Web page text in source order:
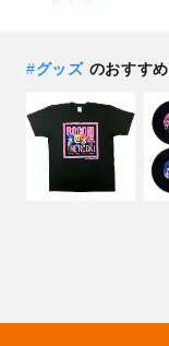
#グッズのおすすめ